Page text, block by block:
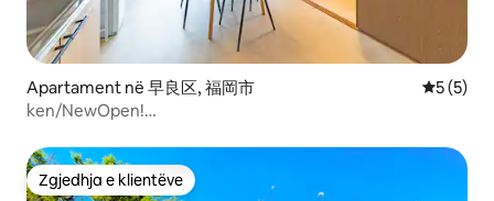
Apartament në 早良区, 福岡市
5 (5)
ken/NewOpen!
Nozaki IC/45㎡/6 persona/1 vend parkimi
Zgjedhja e klientëve
Zgjedhja e klientëve